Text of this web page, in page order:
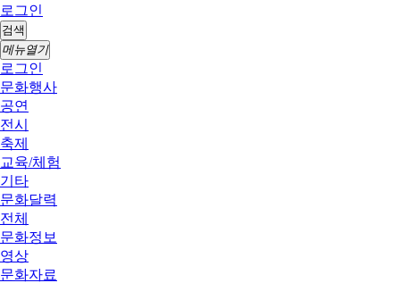
로그인
검색
메뉴열기
로그인
문화행사
공연
전시
축제
교육/체험
기타
문화달력
전체
문화정보
영상
문화자료